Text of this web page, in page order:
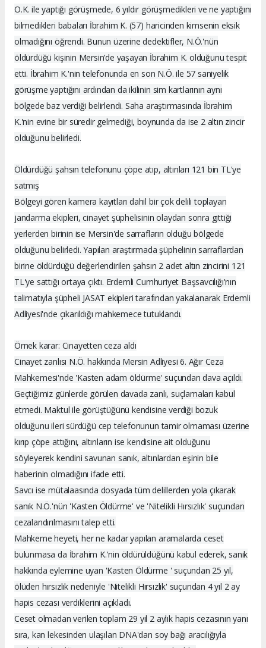
O.K. ile yaptığı görüşmede, 6 yıldır görüşmedikleri ve ne yaptığını
bilmedikleri babaları İbrahim K. (57) haricinden kimsenin eksik
olmadığını öğrendi. Bunun üzerine dedektifler, N.Ö.'nün
öldürdüğü kişinin Mersin’de yaşayan İbrahim K. olduğunu tespit
etti. İbrahim K.'nin telefonunda en son N.Ö. ile 57 saniyelik
görüşme yaptığını ardından da ikilinin sim kartlarının aynı
bölgede baz verdiği belirlendi. Saha araştırmasında İbrahim
K.'nin evine bir süredir gelmediği, boynunda da ise 2 altın zincir
olduğunu belirledi.
Öldürdüğü şahsın telefonunu çöpe atıp, altınları 121 bin TL'ye
satmış
Bölgeyi gören kamera kayıtları dahil bir çok delili toplayan
jandarma ekipleri, cinayet şüphelisinin olaydan sonra gittiği
yerlerden birinin ise Mersin'de sarrafların olduğu bölgede
olduğunu belirledi. Yapılan araştırmada şüphelinin sarraflardan
birine öldürdüğü değerlendirilen şahsın 2 adet altın zincirini 121
TL'ye sattığı ortaya çıktı. Erdemli Cumhuriyet Başsavcılığı'nın
talimatıyla şüpheli JASAT ekipleri tarafından yakalanarak Erdemli
Adliyesi'nde çıkarıldığı mahkemece tutuklandı.
Örnek karar: Cinayetten ceza aldı
Cinayet zanlısı N.Ö. hakkında Mersin Adliyesi 6. Ağır Ceza
Mahkemesi'nde 'Kasten adam öldürme' suçundan dava açıldı.
Geçtiğimiz günlerde görülen davada zanlı, suçlamaları kabul
etmedi. Maktul ile görüştüğünü kendisine verdiği bozuk
olduğunu ileri sürdüğü cep telefonunun tamir olmaması üzerine
kırıp çöpe attığını, altınların ise kendisine ait olduğunu
söyleyerek kendini savunan sanık, altınlardan eşinin bile
haberinin olmadığını ifade etti.
Savcı ise mütalaasında dosyada tüm delillerden yola çıkarak
sanık N.Ö.'nün 'Kasten Öldürme' ve 'Nitelikli Hırsızlık' suçundan
cezalandırılmasını talep etti.
Mahkeme heyeti, her ne kadar yapılan aramalarda ceset
bulunmasa da İbrahim K.'nin öldürüldüğünü kabul ederek, sanık
hakkında eylemine uyan 'Kasten Öldürme ' suçundan 25 yıl,
ölüden hırsızlık nedeniyle 'Nitelikli Hırsızlık' suçundan 4 yıl 2 ay
hapis cezası verdiklerini açıkladı.
Ceset olmadan verilen toplam 29 yıl 2 aylık hapis cezasının yanı
sıra, kan lekesinden ulaşılan DNA'dan soy bağı aracılığıyla